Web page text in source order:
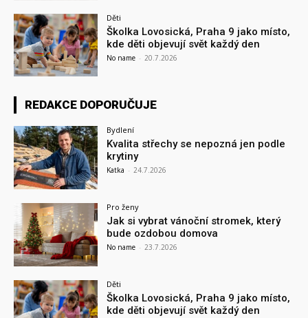
Děti
Školka Lovosická, Praha 9 jako místo,
kde děti objevují svět každý den
No name - 20.7.2026
REDAKCE DOPORUČUJE
Bydlení
Kvalita střechy se nepozná jen podle
krytiny
Katka - 24.7.2026
Pro ženy
Jak si vybrat vánoční stromek, který
bude ozdobou domova
No name - 23.7.2026
Děti
Školka Lovosická, Praha 9 jako místo,
kde děti objevují svět každý den